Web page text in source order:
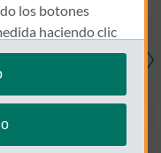
Coche
los botones
haciendo clic
tus ajustes de
sección